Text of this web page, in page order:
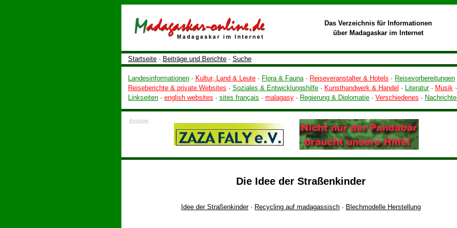
Das Verzeichnis für Informationen
über Madagaskar im Internet
Startseite · Beiträge und Berichte · Suche
Landesinformationen · Kultur, Land & Leute · Flora & Fauna· Reiseveranstalter & Hotels · Reisevorbereitungen
Reiseberichte & private Websites · Soziales & Entwicklungshilfe · Kunsthandwerk & Handel · Literatur· Musik ·
Linkseiten · english websites · sites français · malagasy · Regierung & Diplomatie · Verschiedenes ·
Anzeige:
Die Idee der Straßenkinder
Idee der Straßenkinder· Recycling auf madagassisch · Blechmodelle Herstellung